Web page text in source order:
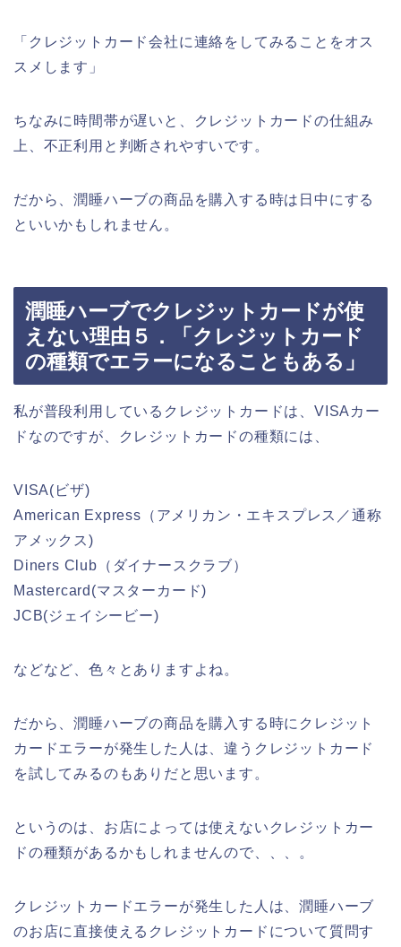
「クレジットカード会社に連絡をしてみることをオス
スメします」
ちなみに時間帯が遅いと、クレジットカードの仕組み
上、不正利用と判断されやすいです。
だから、潤睡ハーブの商品を購入する時は日中にする
といいかもしれません。
潤睡ハーブでクレジットカードが使
えない理由５．「クレジットカード
の種類でエラーになることもある」
私が普段利用しているクレジットカードは、VISAカー
ドなのですが、クレジットカードの種類には、
VISA(ビザ)
American Express（アメリカン・エキスプレス／通称
アメックス)
Diners Club（ダイナースクラブ）
Mastercard(マスターカード)
JCB(ジェイシービー)
などなど、色々とありますよね。
だから、潤睡ハーブの商品を購入する時にクレジット
カードエラーが発生した人は、違うクレジットカード
を試してみるのもありだと思います。
というのは、お店によっては使えないクレジットカー
ドの種類があるかもしれませんので、、、。
クレジットカードエラーが発生した人は、潤睡ハーブ
のお店に直接使えるクレジットカードについて質問す